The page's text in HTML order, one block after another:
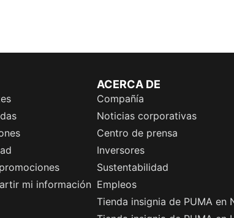
mi información
ACERCA DE
Compañía
Noticias corporativas
Centro de prensa
Inversores
Sustentabilidad
Empleos
Tienda insignia de PUMA en